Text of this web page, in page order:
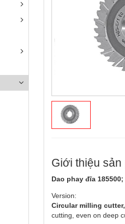
Giới thiệu sản
Dao phay đĩa
Version:
Circular milling
cutting, even on deep